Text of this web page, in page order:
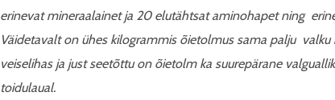
erinevat mineraalainet ja 20 elutähtsat aminohapet ning
Väidetavalt on ühes kilogrammis õietolmus sama palju valku
veiselihas ja just seetõttu on õietolm ka suurepärane
toidulaual.